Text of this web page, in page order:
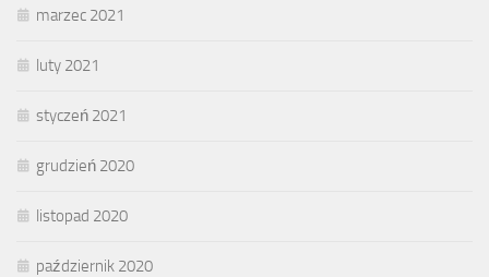
marzec 2021
luty 2021
styczeń 2021
grudzień 2020
listopad 2020
październik 2020